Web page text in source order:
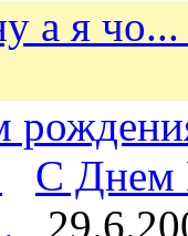
а я
C Днем